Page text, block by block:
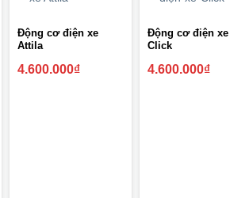
Động cơ điện xe
Attila
4.600.000₫
Động cơ điện xe
Click
4.600.000₫